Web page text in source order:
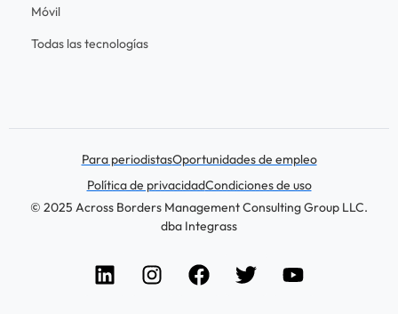
Móvil
Todas las tecnologías
Para periodistasOportunidades de empleo
Política de privacidadCondiciones de uso
© 2025 Across Borders Management Consulting Group LLC.
dba Integrass